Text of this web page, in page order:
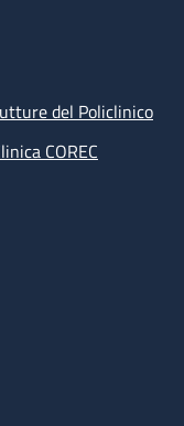
del Policlinico
COREC